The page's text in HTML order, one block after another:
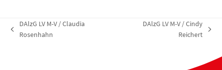
vorheriger
DAlzG LV M-V / Claudia
Rosenhahn
DAlzG LV M-V / Cindy
Reichert